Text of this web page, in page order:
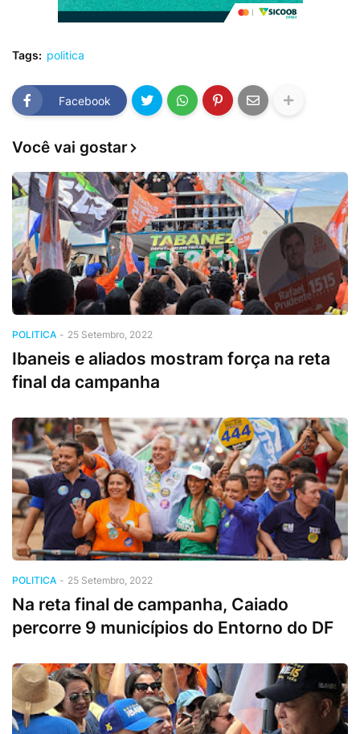
Tags: politica
Facebook
Você vai gostar
POLITICA - 25 Setembro, 2022
Ibaneis e aliados mostram força na reta
final da campanha
POLITICA - 25 Setembro, 2022
Na reta final de campanha, Caiado
percorre 9 municípios do Entorno do DF